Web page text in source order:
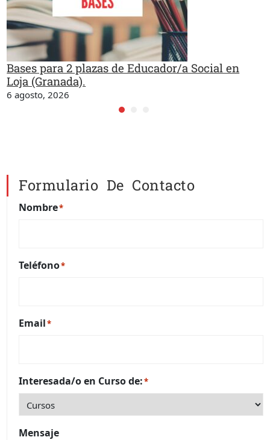
Bases para 2 plazas de Educador/a Social en
Loja (Granada).
6 agosto, 2026
Formulario De Contacto
Nombre*
Teléfono*
Email*
Interesada/o en Curso de:*
Mensaje